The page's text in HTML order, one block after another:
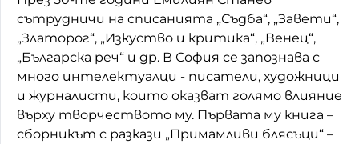
сътрудничи на списанията „Съдба“, „Завети“,
„Златорог“, „Изкуство и критика“, „Венец“,
„Българска реч“ и др. В София се запознава с
много интелектуалци - писатели, художници
и журналисти, които оказват голямо влияние
върху творчеството му. Първата му книга –
сборникът с разкази „Примамливи блясъци“ –